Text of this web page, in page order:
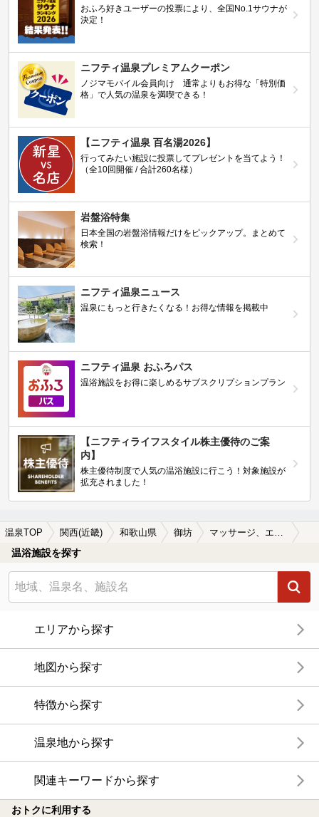
おふろ好きユーザーの投票により、全国No.1サウナが
決定！
ニフティ温泉プレミアムクーポン
ノジマモバイル会員向け 通常よりもお得な「特別価
格」で人気の温泉を満喫できる！
【ニフティ温泉 百名湯2026】
行ってみたい施設に投票してプレゼントを当てよう！
（全10回開催 / 合計260名様）
岩盤浴特集
日本全国の岩盤浴情報だけをピックアップ。まとめて
検索！
ニフティ温泉ニュース
温泉にもっと行きたくなる！お得な情報を掲載中
ニフティ温泉 おふろパス
温浴施設をお得に楽しめるサブスクリプションプラン
【ニフティライフスタイル株主優待のご案
内】
株主優待制度で人気の温浴施設に行こう！対象施設が
拡充されました！
温泉TOP 関西(近畿) 和歌山県 御坊 マッサージ、エステがある御坊の温泉、日帰り温泉、スーパー銭湯おすすめ
温浴施設を探す
エリアから探す
地図から探す
特徴から探す
温泉地から探す
関連キーワードから探す
おトクに利用する